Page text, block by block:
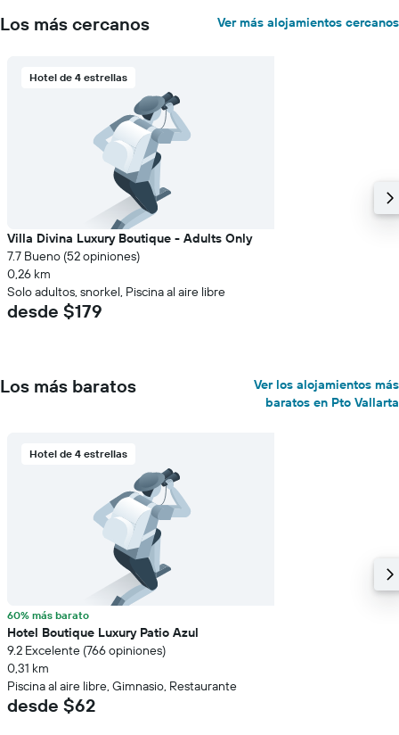
precio
una
Los más cercanos Ver más alojamientos cercanos
Hotel de 4 estrellas
Villa Divina Luxury Boutique - Adults Only
7.7 Bueno (52 opiniones)
0,26 km
Solo adultos, snorkel, Piscina al aire libre
desde $179
Los más baratos
Ver los alojamientos más
baratos en Pto Vallarta
Hotel de 4 estrellas
60% más barato
Hotel Boutique Luxury Patio Azul
9.2 Excelente (766 opiniones)
0,31 km
Piscina al aire libre, Gimnasio, Restaurante
desde $62